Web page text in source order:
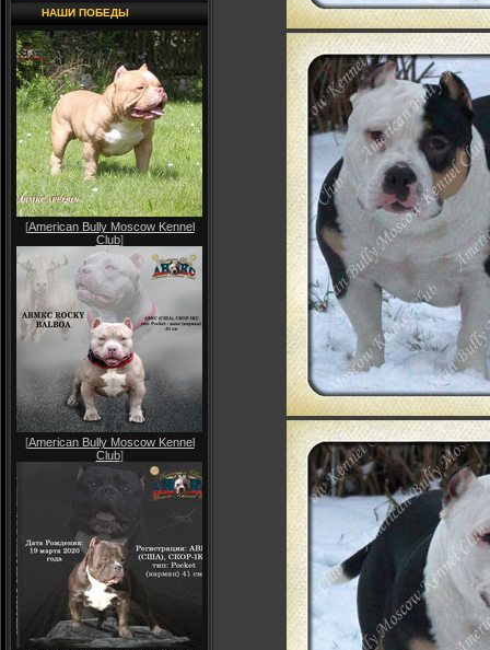
НАШИ ПОБЕДЫ
[American Bully Moscow Kennel
Club]
[American Bully Moscow Kennel
Club]